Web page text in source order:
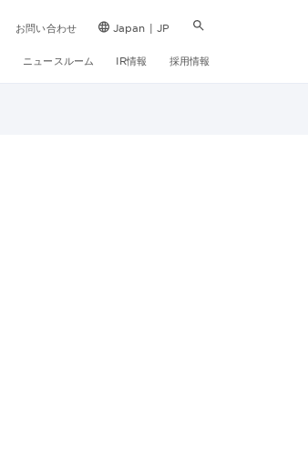
お問い合わせ Japan | JP
ニュースルーム IR情報 採用情報